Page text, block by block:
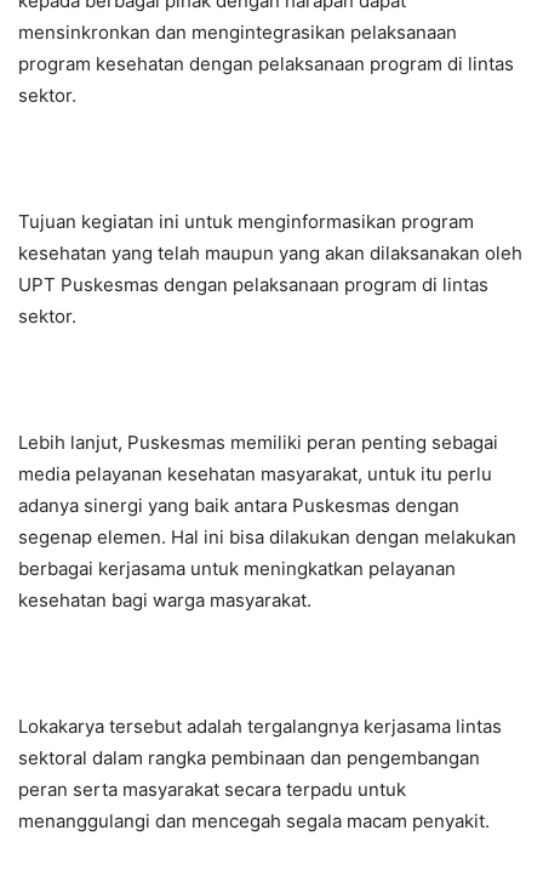
mensinkronkan dan mengintegrasikan pelaksanaan
program kesehatan dengan pelaksanaan program di lintas
sektor.
Tujuan kegiatan ini untuk menginformasikan program
kesehatan yang telah maupun yang akan dilaksanakan oleh
UPT Puskesmas dengan pelaksanaan program di lintas
sektor.
Lebih lanjut, Puskesmas memiliki peran penting sebagai
media pelayanan kesehatan masyarakat, untuk itu perlu
adanya sinergi yang baik antara Puskesmas dengan
segenap elemen. Hal ini bisa dilakukan dengan melakukan
berbagai kerjasama untuk meningkatkan pelayanan
kesehatan bagi warga masyarakat.
Lokakarya tersebut adalah tergalangnya kerjasama lintas
sektoral dalam rangka pembinaan dan pengembangan
peran serta masyarakat secara terpadu untuk
menanggulangi dan mencegah segala macam penyakit.